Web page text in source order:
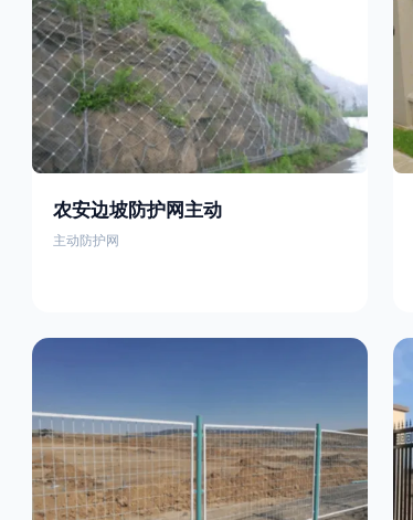
型连接方式：采用C型
农安边坡防护网主动
主动防护网